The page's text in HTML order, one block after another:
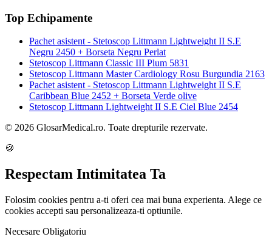
Top Echipamente
Pachet asistent - Stetoscop Littmann Lightweight II S.E
Negru 2450 + Borseta Negru Perlat
Stetoscop Littmann Classic III Plum 5831
Stetoscop Littmann Master Cardiology Rosu Burgundia 2163
Pachet asistent - Stetoscop Littmann Lightweight II S.E
Caribbean Blue 2452 + Borseta Verde olive
Stetoscop Littmann Lightweight II S.E Ciel Blue 2454
© 2026 GlosarMedical.ro. Toate drepturile rezervate.
🍪
Respectam Intimitatea Ta
Folosim cookies pentru a-ti oferi cea mai buna experienta. Alege ce
cookies accepti sau personalizeaza-ti optiunile.
Necesare Obligatoriu